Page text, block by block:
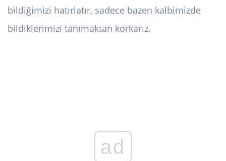
bildiğimizi hatırlatır, sadece bazen kalbimizde
bildiklerimizi tanımaktan korkarız.
ad